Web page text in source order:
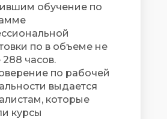
обучение по
по в объеме не
часов.
по рабочей
выдается
которые
курсы